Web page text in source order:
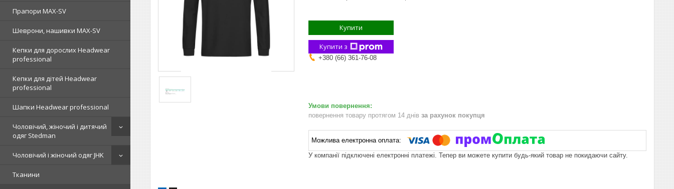
Прапори MAX-SV
Шеврони, нашивки MAX-SV
Кепки для дорослих Headwear
professional
Кепки для дітей Headwear
professional
Шапки Headwear professional
Чоловічий, жіночий і дитячий
одяг Stedman
Чоловічий і жіночий одяг JHK
Тканини
Купити
Купити з
+380 (66) 361-76-08
повернення товару протягом 14 днів за рахунок покупця
У компанії підключені електронні платежі. Тепер ви можете купити будь-який товар не покидаючи сайту.